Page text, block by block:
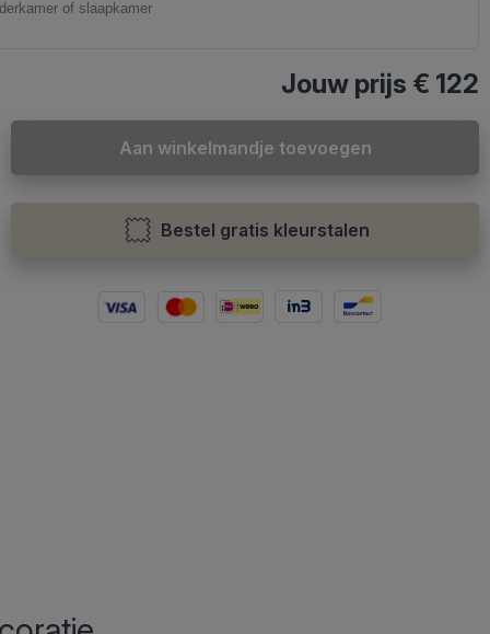
Jouw prijs € 122
Aan winkelmandje toevoegen
Bestel gratis kleurstalen